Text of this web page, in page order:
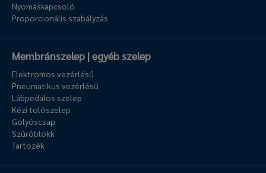
Nyomáskapcsoló
Proporcionális szabályzás
Membránszelep | egyéb szelep
Elektromos vezérlésű
Pneumatikus vezérlésű
Lábpedálos szelep
Kézi tolószelep
Golyóscsap
Szűrőblokk
Tartozék